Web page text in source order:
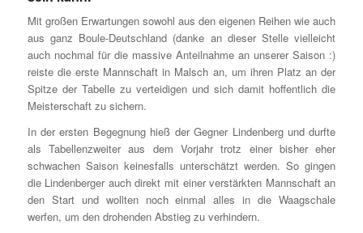
Mit großen Erwartungen sowohl aus den eigenen Reihen wie auch
aus ganz Boule-Deutschland (danke an dieser Stelle vielleicht
auch nochmal für die massive Anteilnahme an unserer Saison :)
reiste die erste Mannschaft in Malsch an, um ihren Platz an der
Spitze der Tabelle zu verteidigen und sich damit hoffentlich die
Meisterschaft zu sichern.
In der ersten Begegnung hieß der Gegner Lindenberg und durfte
als Tabellenzweiter aus dem Vorjahr trotz einer bisher eher
schwachen Saison keinesfalls unterschätzt werden. So gingen
die Lindenberger auch direkt mit einer verstärkten Mannschaft an
den Start und wollten noch einmal alles in die Waagschale
werfen, um den drohenden Abstieg zu verhindern.